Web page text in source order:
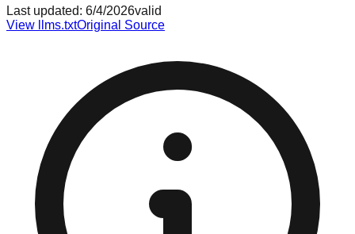
Last updated: 6/4/2026valid
View llms.txtOriginal Source